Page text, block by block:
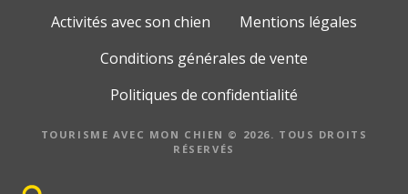
Activités avec son chien
Mentions légales
Conditions générales de vente
Politiques de confidentialité
TOURISME AVEC MON CHIEN © 2026. TOUS DROITS
RÉSERVÉS